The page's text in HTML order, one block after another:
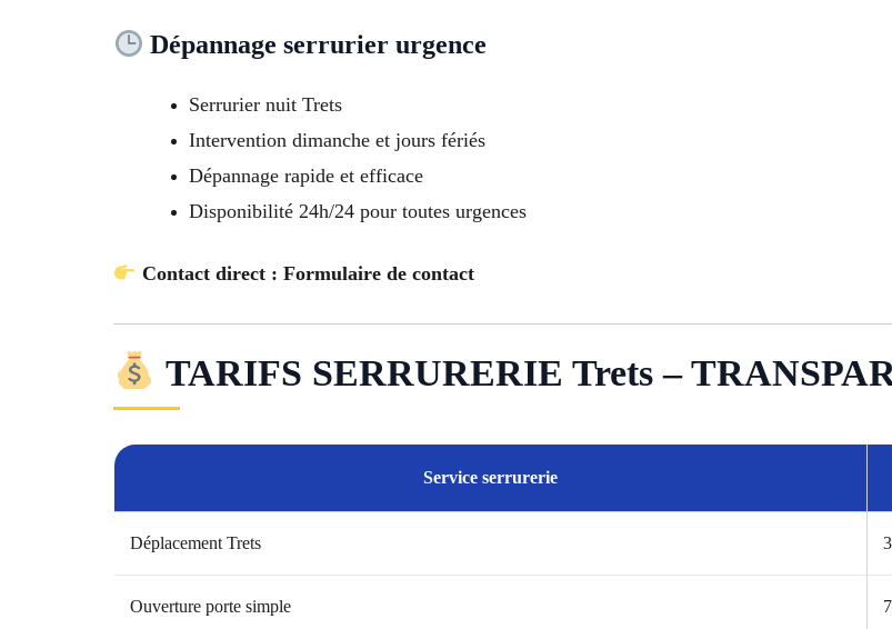
Dépannage serrurier urgence
Serrurier nuit Trets
Intervention dimanche et jours fériés
Dépannage rapide et efficace
Disponibilité 24h/24 pour toutes urgences
Contact direct : Formulaire de contact
TARIFS SERRURERIE Trets –
Service serrurerie
Déplacement Trets
Ouverture porte simple